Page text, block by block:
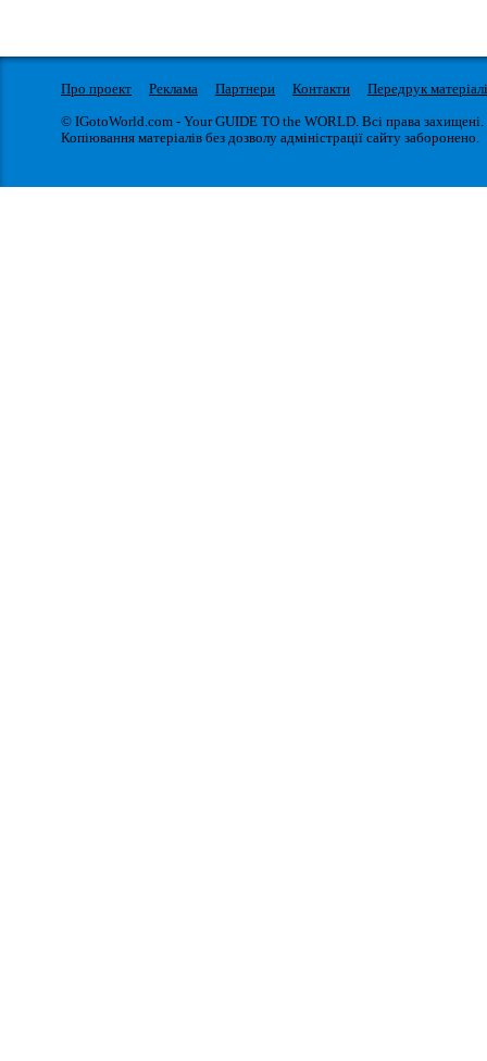
Про проект Реклама Партнери Контакти
Передрук
© IGotoWorld.com - Your GUIDE TO the WORLD. Всі права захищені.
Копіювання матеріалів без дозволу адміністрації сайту заборонено.